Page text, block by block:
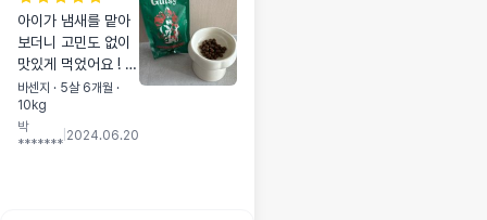
아이가 냄새를 맡아
보더니 고민도 없이
맛있게 먹었어요 ! 원
래 먹이던 사료가 볼
드모트사료라는걸 알
고 바꾸려고 찾아보
바센지 · 5살 6개월 ·
10kg
박
*******
2024.06.20